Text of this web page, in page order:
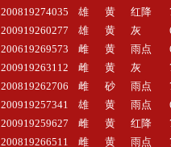
200819274035 雄 黄 红降
200919260277 雄 黄 灰
200619269573 雌 黄 雨点
200919263112 雌 黄 灰
200819262706 雌 砂 雨点
200919257341 雄 黄 雨点
200919259627 雌 黄 红降
200819266511 雌 黄 雨点